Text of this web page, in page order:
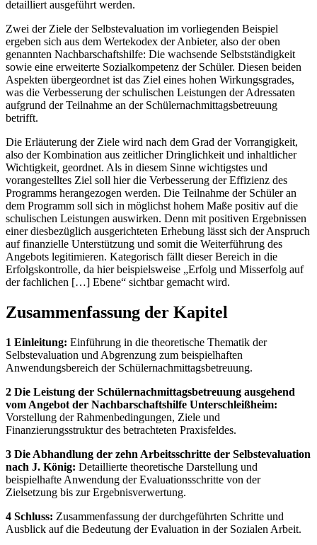
detailliert ausgeführt werden.
Zwei der Ziele der Selbstevaluation im vorliegenden Beispiel
ergeben sich aus dem Wertekodex der Anbieter, also der oben
genannten Nachbarschaftshilfe: Die wachsende Selbstständigkeit
sowie eine erweiterte Sozialkompetenz der Schüler. Diesen beiden
Aspekten übergeordnet ist das Ziel eines hohen Wirkungsgrades,
was die Verbesserung der schulischen Leistungen der Adressaten
aufgrund der Teilnahme an der Schülernachmittagsbetreuung
betrifft.
Die Erläuterung der Ziele wird nach dem Grad der Vorrangigkeit,
also der Kombination aus zeitlicher Dringlichkeit und inhaltlicher
Wichtigkeit, geordnet. Als in diesem Sinne wichtigstes und
vorangestelltes Ziel soll hier die Verbesserung der Effizienz des
Programms herangezogen werden. Die Teilnahme der Schüler an
dem Programm soll sich in möglichst hohem Maße positiv auf die
schulischen Leistungen auswirken. Denn mit positiven Ergebnissen
einer diesbezüglich ausgerichteten Erhebung lässt sich der Anspruch
auf finanzielle Unterstützung und somit die Weiterführung des
Angebots legitimieren. Kategorisch fällt dieser Bereich in die
Erfolgskontrolle, da hier beispielsweise „Erfolg und Misserfolg auf
der fachlichen […] Ebene“ sichtbar gemacht wird.
Zusammenfassung der Kapitel
1 Einleitung: Einführung in die theoretische Thematik der
Selbstevaluation und Abgrenzung zum beispielhaften
Anwendungsbereich der Schülernachmittagsbetreuung.
2 Die Leistung der Schülernachmittagsbetreuung ausgehend
vom Angebot der Nachbarschaftshilfe Unterschleißheim:
Vorstellung der Rahmenbedingungen, Ziele und
Finanzierungsstruktur des betrachteten Praxisfeldes.
3 Die Abhandlung der zehn Arbeitsschritte der Selbstevaluation
nach J. König: Detaillierte theoretische Darstellung und
beispielhafte Anwendung der Evaluationsschritte von der
Zielsetzung bis zur Ergebnisverwertung.
4 Schluss: Zusammenfassung der durchgeführten Schritte und
Ausblick auf die Bedeutung der Evaluation in der Sozialen Arbeit.